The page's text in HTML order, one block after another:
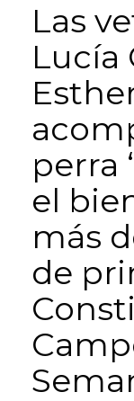
Las
Lucía
perra
el
más
de